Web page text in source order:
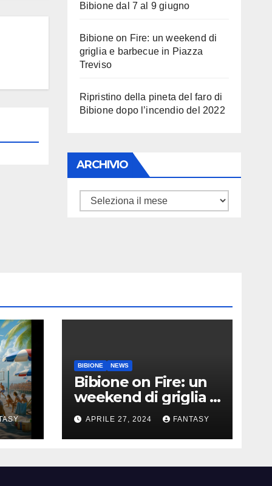
Bibione dal 7 al 9 giugno
Bibione on Fire: un weekend di
griglia e barbecue in Piazza
Treviso
Ripristino della pineta del faro di
Bibione dopo l’incendio del 2022
ARCHIVIO
ARCHIVIO
BIBIONE NEWS
Bibione on Fire: un
weekend di griglia e
barbecue in Piazza
Treviso
APRILE 27, 2024 FANTASY